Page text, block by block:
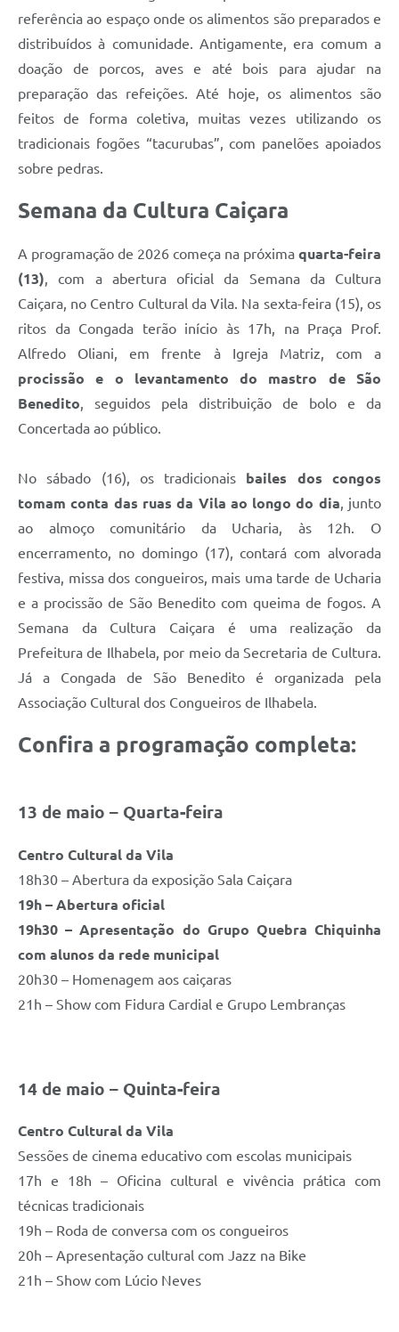
referência ao espaço onde os alimentos são preparados e
distribuídos à comunidade. Antigamente, era comum a
doação de porcos, aves e até bois para ajudar na
preparação das refeições. Até hoje, os alimentos são
feitos de forma coletiva, muitas vezes utilizando os
tradicionais fogões “tacurubas”, com panelões apoiados
sobre pedras.
Semana da Cultura Caiçara
A programação de 2026 começa na próxima quarta-feira
(13), com a abertura oficial da Semana da Cultura
Caiçara, no Centro Cultural da Vila. Na sexta-feira (15), os
ritos da Congada terão início às 17h, na Praça Prof.
Alfredo Oliani, em frente à Igreja Matriz, com a
procissão e o levantamento do mastro de São
Benedito, seguidos pela distribuição de bolo e da
Concertada ao público.
No sábado (16), os tradicionais bailes dos congos
tomam conta das ruas da Vila ao longo do dia, junto
ao almoço comunitário da Ucharia, às 12h. O
encerramento, no domingo (17), contará com alvorada
festiva, missa dos congueiros, mais uma tarde de Ucharia
e a procissão de São Benedito com queima de fogos. A
Semana da Cultura Caiçara é uma realização da
Prefeitura de Ilhabela, por meio da Secretaria de Cultura.
Já a Congada de São Benedito é organizada pela
Associação Cultural dos Congueiros de Ilhabela.
Confira a programação completa:
13 de maio – Quarta-feira
Centro Cultural da Vila
18h30 – Abertura da exposição Sala Caiçara
19h – Abertura oficial
19h30 – Apresentação do Grupo Quebra Chiquinha
com alunos da rede municipal
20h30 – Homenagem aos caiçaras
21h – Show com Fidura Cardial e Grupo Lembranças
14 de maio – Quinta-feira
Centro Cultural da Vila
Sessões de cinema educativo com escolas municipais
17h e 18h – Oficina cultural e vivência prática com
técnicas tradicionais
19h – Roda de conversa com os congueiros
20h – Apresentação cultural com Jazz na Bike
21h – Show com Lúcio Neves